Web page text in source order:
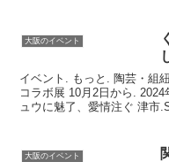
大阪のイベント
イベント. もっと. 陶芸・組
コラボ展 10月2日から.
ュウに魅了、愛情注ぐ 津市
大阪のイベント